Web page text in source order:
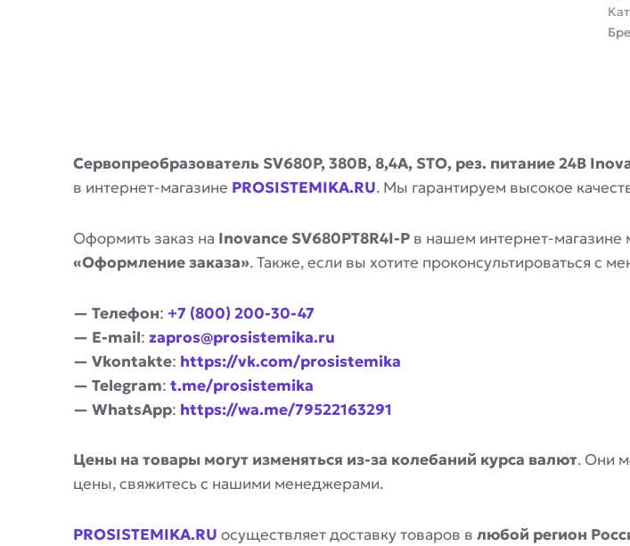
Сервопреобразователь SV680P, 380В, 8,4А, STO, рез. питание 24В
в интернет-магазине PROSISTEMIKA.RU. Мы гарантируем высокое
Оформить заказ на Inovance SV680PT8R4I-P в нашем интернет-магазине
«Оформление заказа». Также, если вы хотите проконсультироваться с
— Телефон: +7 (800) 200-30-47
— E-mail: zapros@prosistemika.ru
— Vkontakte: https://vk.com/prosistemika
— Telegram: t.me/prosistemika
— WhatsApp: https://wa.me/79522163291
Цены на товары могут изменяться из-за колебаний курса валют. Они
цены, свяжитесь с нашими менеджерами.
PROSISTEMIKA.RU осуществляет доставку товаров в любой регион